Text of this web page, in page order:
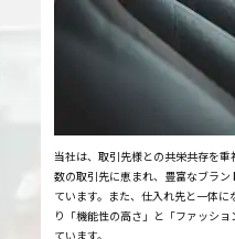
当社は、取引先様との共栄共存を
数の取引先に恵まれ、豊富なブラ
ています。また、仕入れ先と一体
り「機能性の高さ」と「ファッシ
ています。